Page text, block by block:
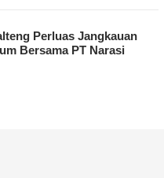
Perluas Jangkauan
Bersama PT Narasi